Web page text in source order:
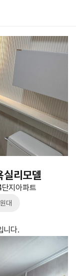
실리모델
지아파트
대
니다.